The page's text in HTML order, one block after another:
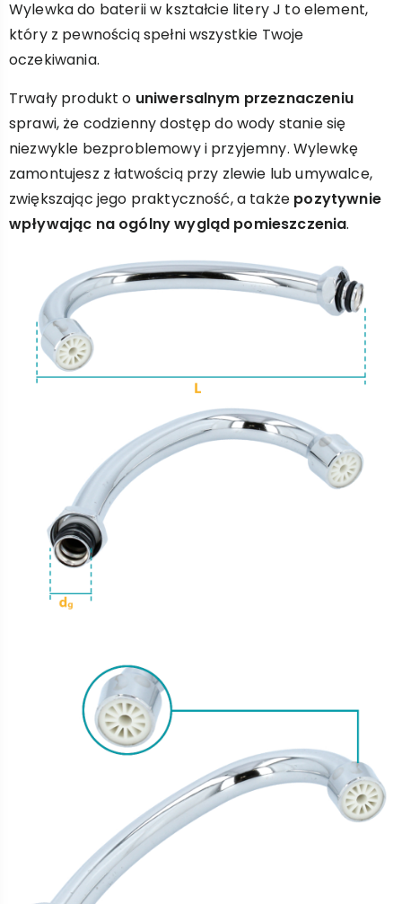
Wylewka do baterii w kształcie litery J to element,
który z pewnością spełni wszystkie Twoje
oczekiwania.
Trwały produkt o uniwersalnym przeznaczeniu
sprawi, że codzienny dostęp do wody stanie się
niezwykle bezproblemowy i przyjemny. Wylewkę
zamontujesz z łatwością przy zlewie lub umywalce,
zwiększając jego praktyczność, a także pozytywnie
wpływając na ogólny wygląd pomieszczenia.